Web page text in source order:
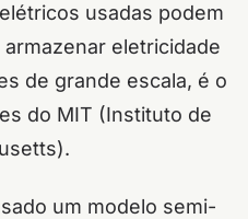
usadas ​​podem
eletricidade
de grande escala, é o
do MIT (Instituto de
um modelo semi-